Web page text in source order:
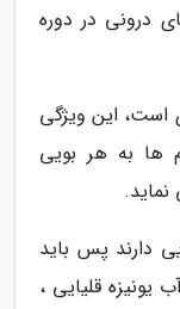
درونی در دوره
است، این ویژگی
ها به هر بویی
دارند پس باید
یونیزه قلیایی ،